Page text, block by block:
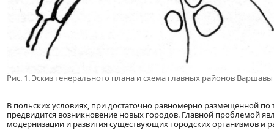
Рис. 1. Эскиз генерального плана и схема главных районов Варшавы
В польских условиях, при достаточно равномерно размещенной по
предвидится возникновение новых городов. Главной проблемой
модернизации и развития существующих городских организмов и